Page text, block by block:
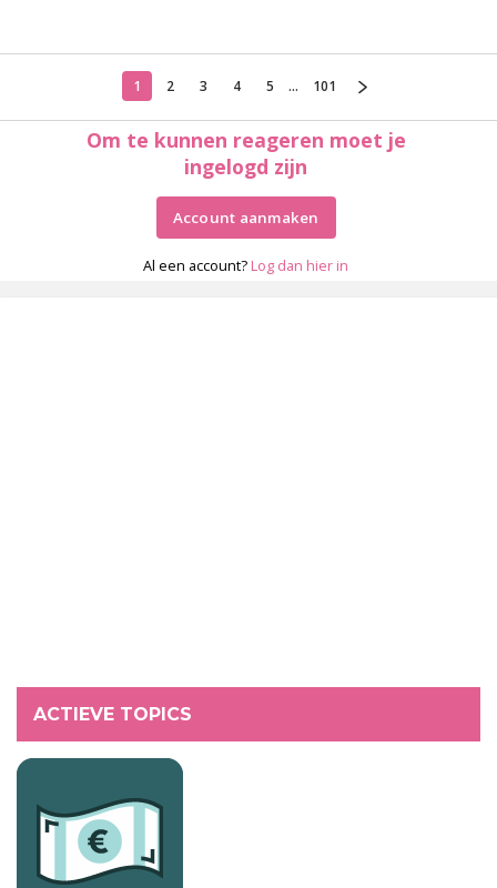
1 2 3 4 5 ... 101
Om te kunnen reageren moet je
ingelogd zijn
Account aanmaken
Al een account? Log dan hier in
ACTIEVE TOPICS